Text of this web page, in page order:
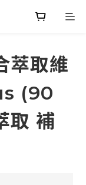
萃取維
(90
取 補